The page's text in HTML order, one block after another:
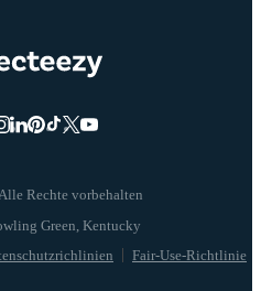
Rechte vorbehalten
Fair-Use-Richtlinie